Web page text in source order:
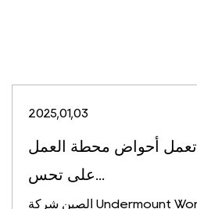
2025,01,03
تعمل أحواض محطة العمل Undermount
الصين شركة Undermount Workstation Sunken